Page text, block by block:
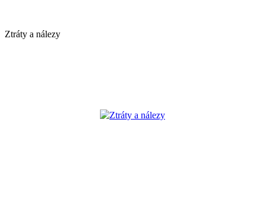
Ztráty a nálezy
Ztráty a nálezy